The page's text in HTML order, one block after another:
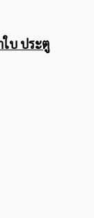
ใบ ประตู